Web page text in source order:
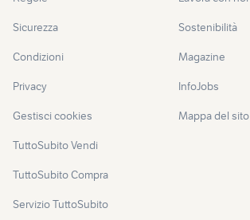
Sicurezza
Condizioni
Privacy
Gestisci cookies
TuttoSubito Vendi
TuttoSubito Compra
Servizio TuttoSubito
Sostenibilità
Magazine
InfoJobs
Mappa del sito